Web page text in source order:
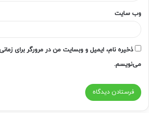
وب‌ سایت
ذخیره نام، ایمیل و وبسایت من در مرورگر برای
می‌نویسم.